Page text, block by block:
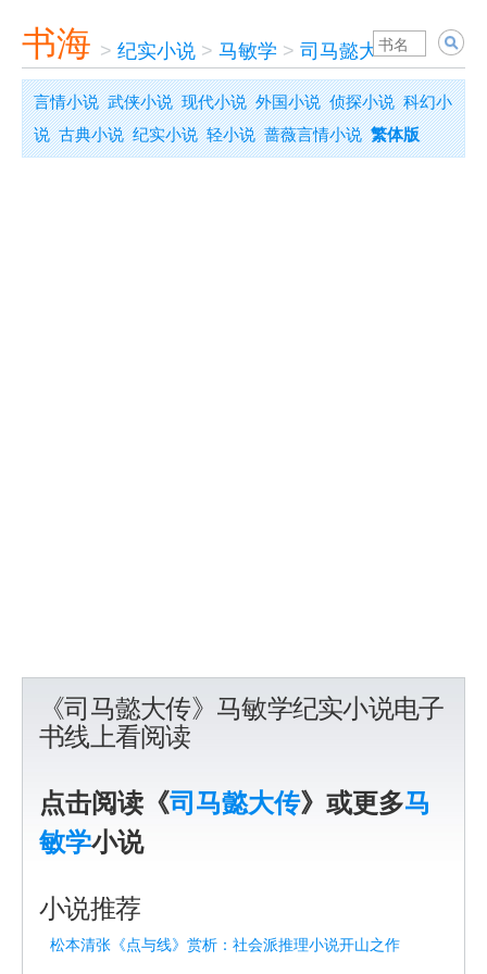
书海 > 纪实小说 > 马敏学 > 司马懿大传
言情小说 武侠小说 现代小说 外国小说 侦探小说 科幻小
说 古典小说 纪实小说 轻小说 蔷薇言情小说 繁体版
《司马懿大传》马敏学纪实小说电子
书线上看阅读
点击阅读《司马懿大传》或更多马
敏学小说
小说推荐
松本清张《点与线》赏析：社会派推理小说开山之作